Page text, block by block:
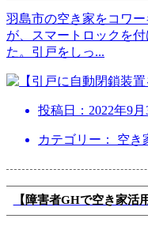
羽島市の空き家をコワ
が、スマートロックを
た。引戸をしっ...
投稿日： 2022年9月
カテゴリー： 空き
【障害者GHで空き家活用